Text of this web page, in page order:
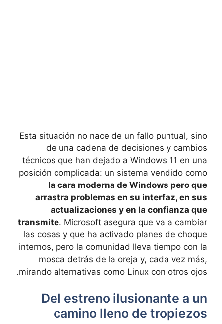
Esta situación no nace de un fallo puntual, sino
de una cadena de decisiones y cambios
técnicos que han dejado a Windows 11 en una
posición complicada: un sistema vendido como
la cara moderna de Windows pero que
arrastra problemas en su interfaz, en sus
actualizaciones y en la confianza que
transmite. Microsoft asegura que va a cambiar
las cosas y que ha activado planes de choque
internos, pero la comunidad lleva tiempo con la
mosca detrás de la oreja y, cada vez más,
mirando alternativas como Linux con otros ojos.
Del estreno ilusionante a un
camino lleno de tropiezos